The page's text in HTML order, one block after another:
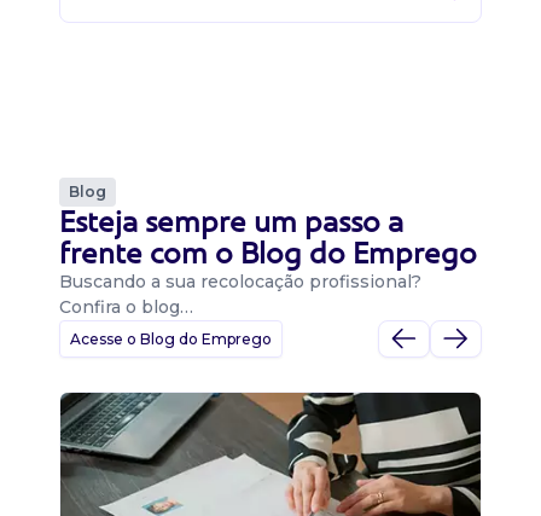
Blog
Esteja sempre um passo a
frente com o Blog do Emprego
Buscando a sua recolocação profissional?
Confira o blog…
Acesse o Blog do Emprego